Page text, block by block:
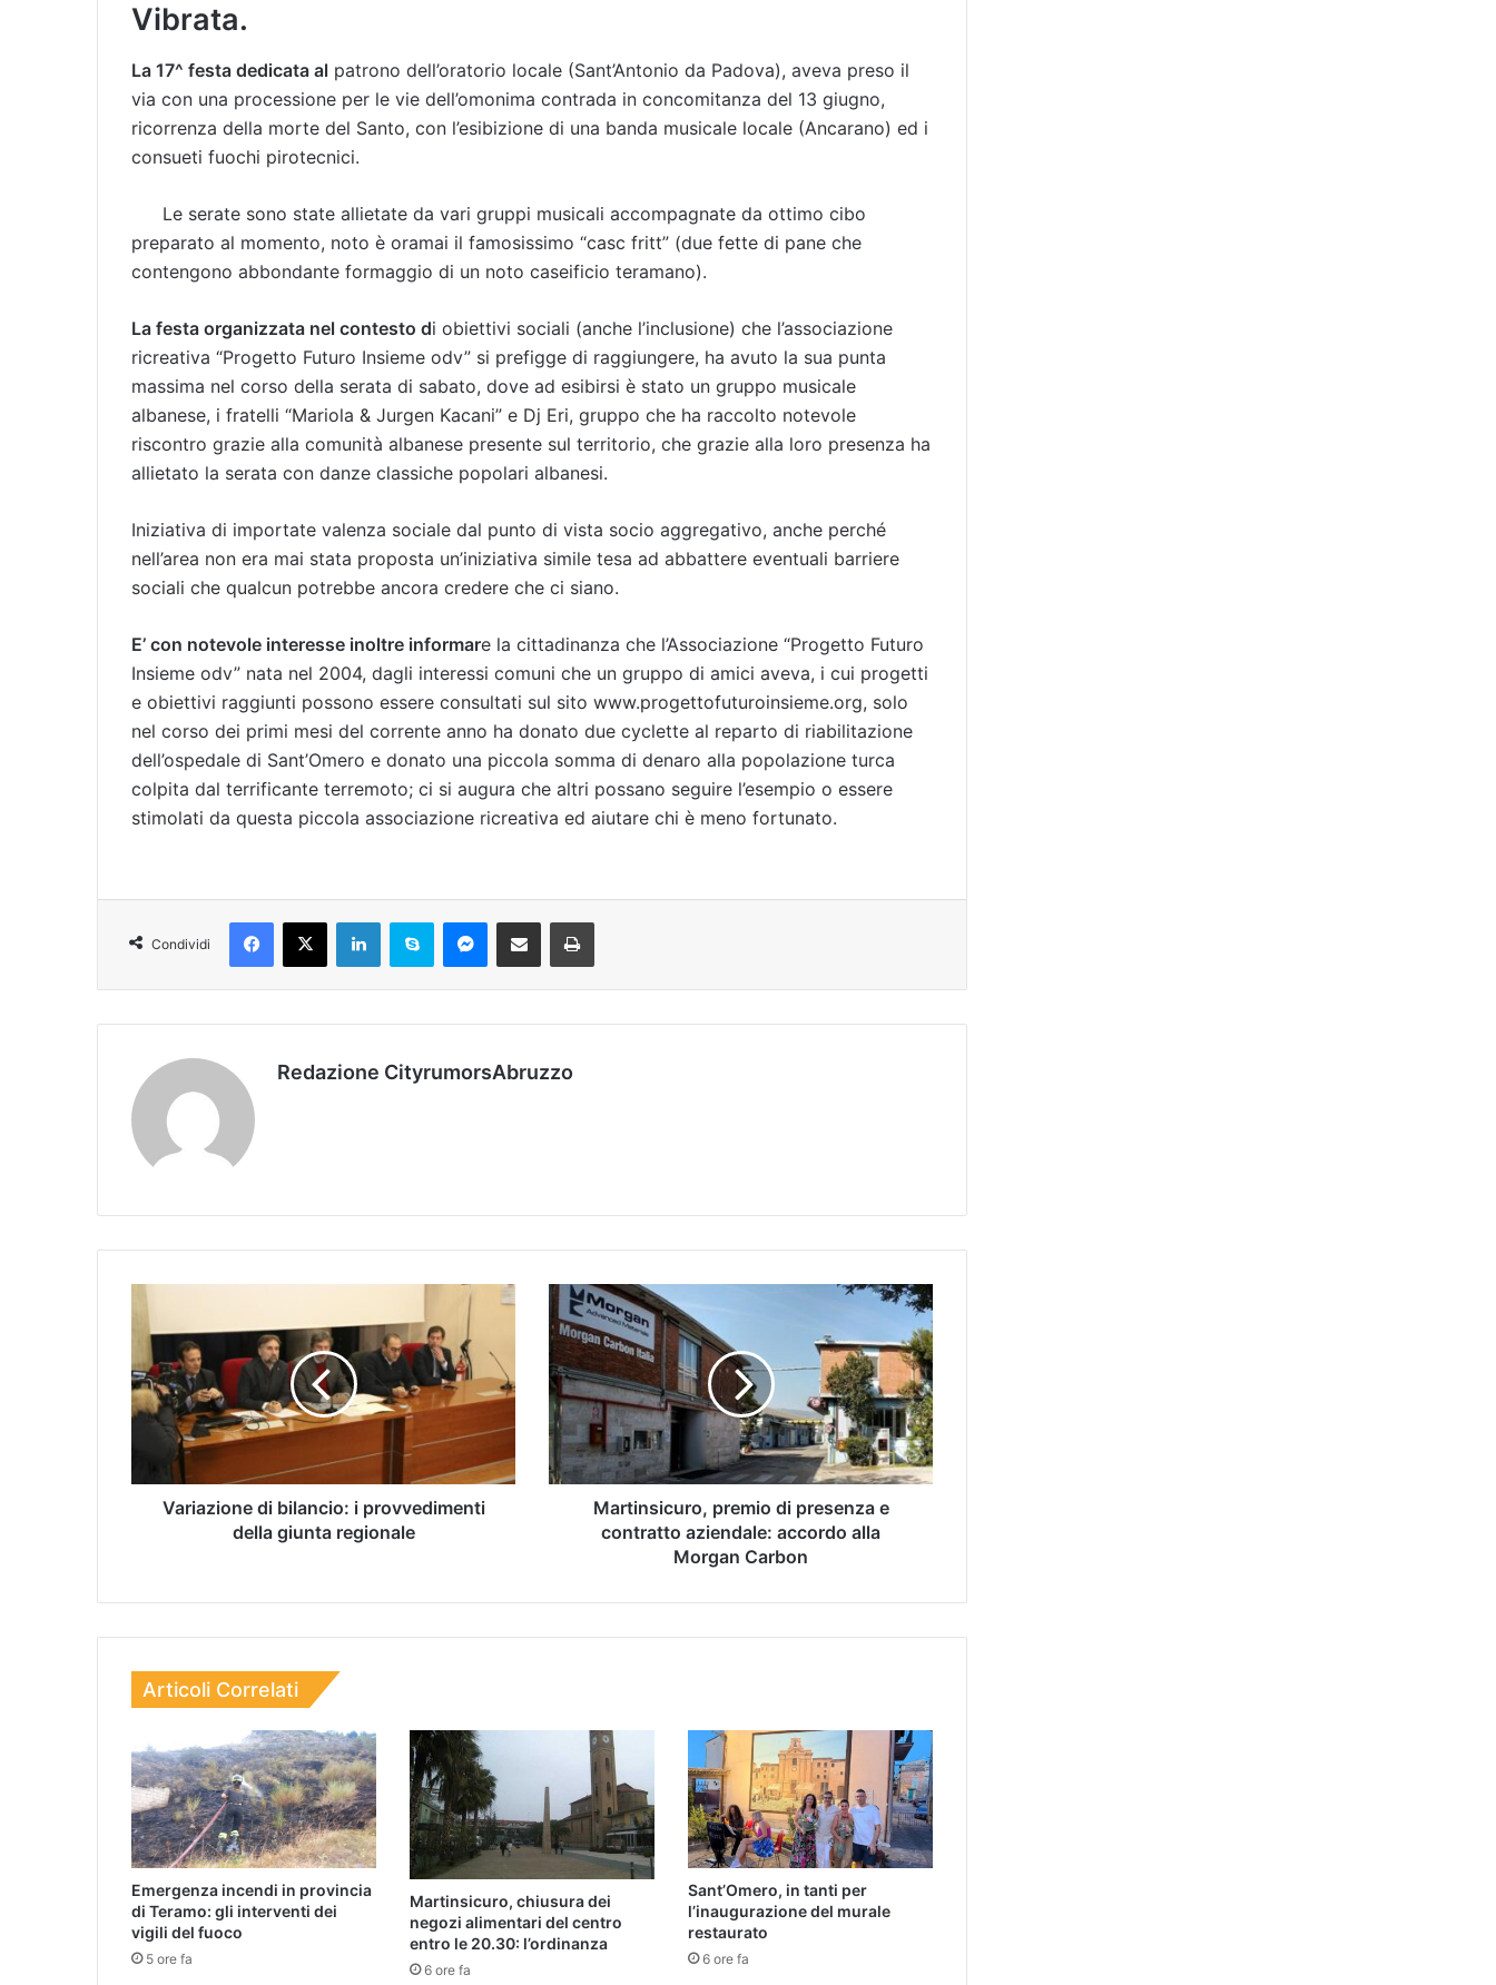
Vibrata.
La 17^ festa dedicata al patrono dell’oratorio locale (Sant’Antonio da Padova), aveva preso il
via con una processione per le vie dell’omonima contrada in concomitanza del 13 giugno,
ricorrenza della morte del Santo, con l’esibizione di una banda musicale locale (Ancarano) ed i
consueti fuochi pirotecnici.
Le serate sono state allietate da vari gruppi musicali accompagnate da ottimo cibo
preparato al momento, noto è oramai il famosissimo “casc fritt” (due fette di pane che
contengono abbondante formaggio di un noto caseificio teramano).
La festa organizzata nel contesto di obiettivi sociali (anche l’inclusione) che l’associazione
ricreativa “Progetto Futuro Insieme odv” si prefigge di raggiungere, ha avuto la sua punta
massima nel corso della serata di sabato, dove ad esibirsi è stato un gruppo musicale
albanese, i fratelli “Mariola & Jurgen Kacani” e Dj Eri, gruppo che ha raccolto notevole
riscontro grazie alla comunità albanese presente sul territorio, che grazie alla loro presenza ha
allietato la serata con danze classiche popolari albanesi.
Iniziativa di importate valenza sociale dal punto di vista socio aggregativo, anche perché
nell’area non era mai stata proposta un’iniziativa simile tesa ad abbattere eventuali barriere
sociali che qualcun potrebbe ancora credere che ci siano.
E’ con notevole interesse inoltre informare la cittadinanza che l’Associazione “Progetto Futuro
Insieme odv” nata nel 2004, dagli interessi comuni che un gruppo di amici aveva, i cui progetti
e obiettivi raggiunti possono essere consultati sul sito www.progettofuturoinsieme.org, solo
nel corso dei primi mesi del corrente anno ha donato due cyclette al reparto di riabilitazione
dell’ospedale di Sant’Omero e donato una piccola somma di denaro alla popolazione turca
colpita dal terrificante terremoto; ci si augura che altri possano seguire l’esempio o essere
stimolati da questa piccola associazione ricreativa ed aiutare chi è meno fortunato.
Condividi
Redazione CityrumorsAbruzzo
Variazione di bilancio: i provvedimenti
della giunta regionale
Martinsicuro, premio di presenza e
contratto aziendale: accordo alla
Morgan Carbon
Articoli Correlati
Emergenza incendi in provincia
di Teramo: gli interventi dei
vigili del fuoco
5 ore fa
Martinsicuro, chiusura dei
negozi alimentari del centro
entro le 20.30: l’ordinanza
6 ore fa
Sant’Omero, in tanti per
l’inaugurazione del murale
restaurato
6 ore fa